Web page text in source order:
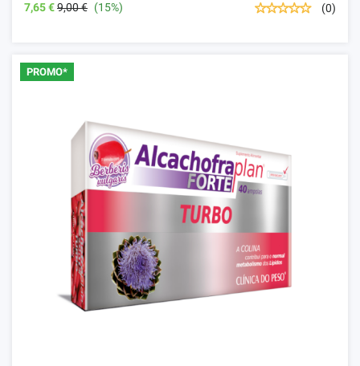
7,65 €9,00 € (15%) (0)
PROMO*